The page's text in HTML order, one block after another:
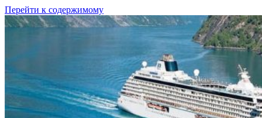
Перейти к содержимому